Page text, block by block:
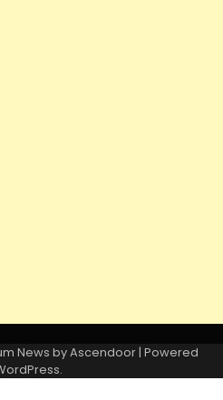
News byAscendoor | Powered
.